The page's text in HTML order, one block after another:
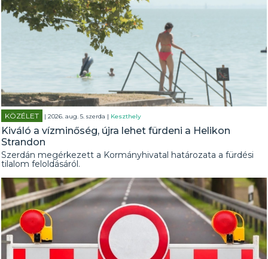
KÖZÉLET | 2026. aug. 5. szerda | Keszthely
Kiváló a vízminőség, újra lehet fürdeni a Helikon
Strandon
Szerdán megérkezett a Kormányhivatal határozata a fürdési
tilalom feloldásáról.